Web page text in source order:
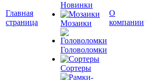
Главная
страница
Новинки
Мозаики
Головоломки
Сортеры
О
компании